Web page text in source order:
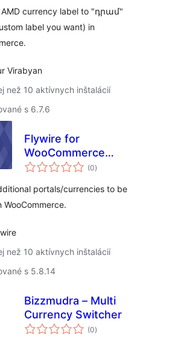
AMD currency label to "դրամ"
label you want) in
Virabyan
než 10 aktívnych inštalácií
s 6.7.6
Flywire for
WooCommerce
Multicurrency Add-
(0celkové
hodnotenie
)
portals/currencies to be
WooCommerce.
než 10 aktívnych inštalácií
s 5.8.14
Bizzmudra – Multi
Currency Switcher
(0celkové
hodnotenie
)